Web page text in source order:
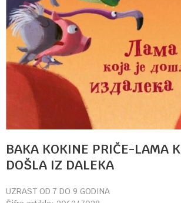
BAKA KOKINE PRIČE-LAMA
DOŠLA IZ DALEKA
UZRAST OD 7 DO 9 GODINA